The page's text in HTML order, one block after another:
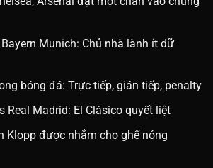
Munich: Chủ nhà lành ít dữ
bóng đá: Trực tiếp, gián tiếp, penalty
Real Madrid: El Clásico quyết liệt
Klopp được nhắm cho ghế nóng